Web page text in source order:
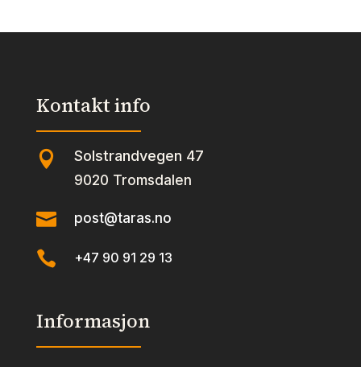
Kontakt info
 Solstrandvegen 47
9020 Tromsdalen
 post@taras.no
 +47 90 91 29 13
Informasjon